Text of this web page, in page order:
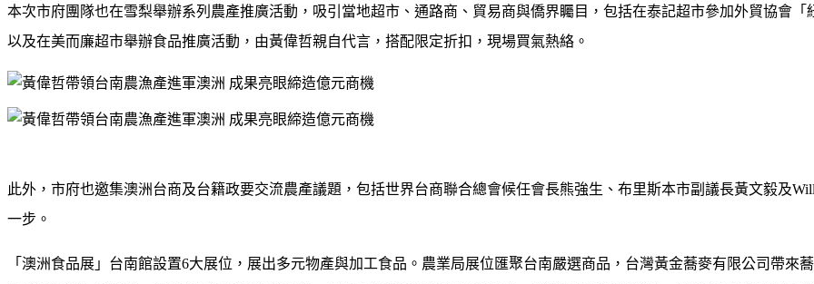
本次市府團隊也在雪梨舉辦系列農產推廣活動，吸引當地超市、通路商、貿易商與僑界矚目，包括在泰記超市參加外貿協會
以及在美而廉超市舉辦食品推廣活動，由黃偉哲親自代言，搭配限定折扣，現場買氣熱絡。
此外，市府也邀集澳洲台商及台籍政要交流農產議題，包括世界台商聯合總會候任會長熊強生、布里斯本市副議長黃文毅及
一步。
「澳洲食品展」台南館設置6大展位，展出多元物產與加工食品。農業局展位匯聚台南嚴選商品，台灣黃金蕎麥有限公司帶來